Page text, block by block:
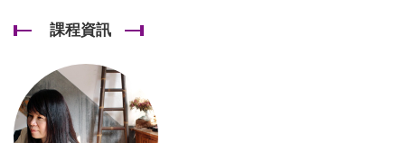
課程資訊